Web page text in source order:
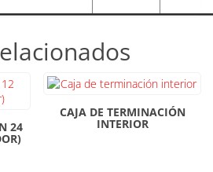
24
CAJA DE TERMINACIÓN
INTERIOR